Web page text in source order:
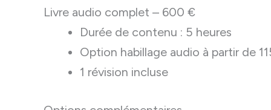
Livre audio complet – 600 €
Durée de contenu : 5 heures
Option habillage audio à partir de
1 révision incluse